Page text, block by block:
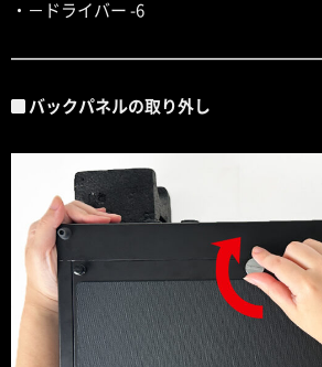
・－ドライバー -6
バックパネルの取り外し